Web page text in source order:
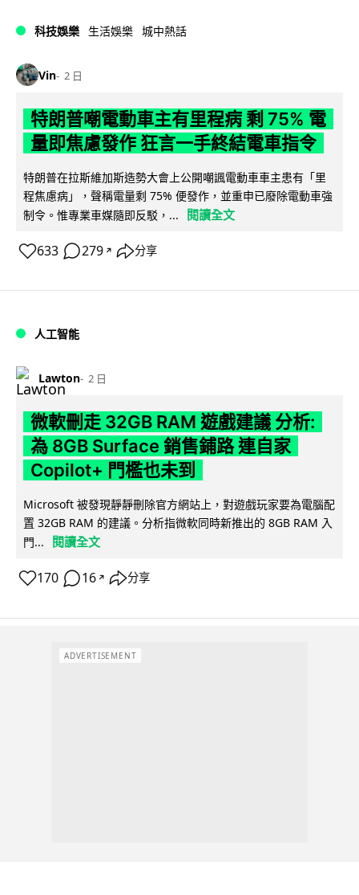
科技娛樂 生活娛樂 城中熱話
Vin 2 日
特朗普嘲電動車主有里程病 剩 75% 電
量即焦慮發作 狂言一手終結電車指令
特朗普在拉斯維加斯造勢大會上公開嘲諷電動車車主患有「里
程焦慮病」，聲稱電量剩 75% 便發作，並重申已廢除電動車強
制令。惟專業車媒隨即反駁，...
閱讀全文
633 279 ↗ 分享
人工智能
Lawton 2 日
微軟刪走 32GB RAM 遊戲建議 分析:
為 8GB Surface 銷售鋪路 連自家
Copilot+ 門檻也未到
Microsoft 被發現靜靜刪除官方網站上，對遊戲玩家要為電腦配
置 32GB RAM 的建議。分析指微軟同時新推出的 8GB RAM 入
門...
閱讀全文
170 16 ↗ 分享
ADVERTISEMENT